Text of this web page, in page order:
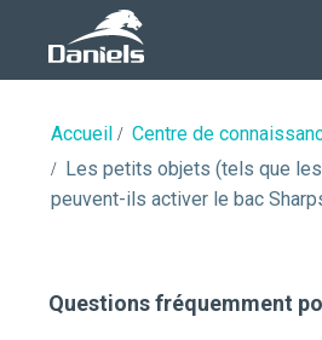
Accueil Centre de
Les petits objets (tels que
peuvent-ils activer le bac
Questions fréquemment